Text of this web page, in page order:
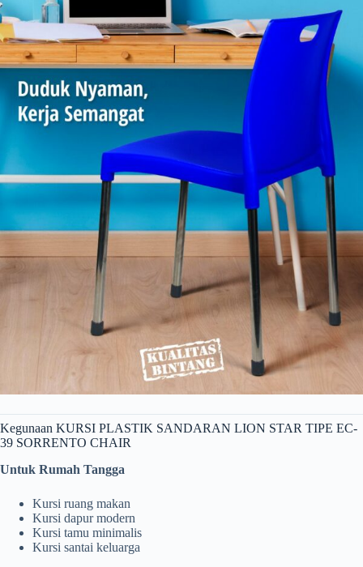
Kegunaan KURSI PLASTIK SANDARAN LION STAR TIPE EC-
39 SORRENTO CHAIR
Untuk Rumah Tangga
Kursi ruang makan
Kursi dapur modern
Kursi tamu minimalis
Kursi santai keluarga